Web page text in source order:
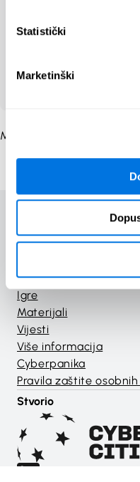
Statistički
Marketinški
Molimo odaberite državu.
Tečajevi
Igre
Materijali
Vijesti
Više informacija
Cyberpanika
Pravila zaštite
Stvorio